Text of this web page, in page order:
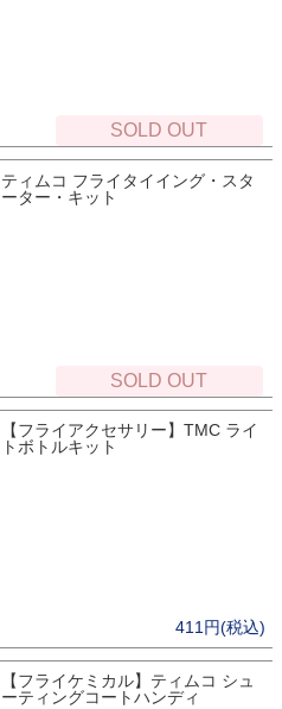
SOLD OUT
ティムコ フライタイイング・スタ
ーター・キット
SOLD OUT
【フライアクセサリー】TMC ライ
トボトルキット
411円(税込)
【フライケミカル】ティムコ シュ
ーティングコートハンディ